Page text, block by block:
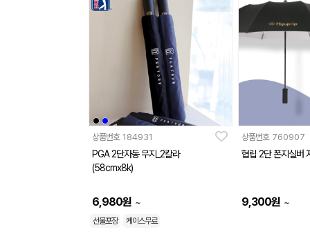
상품번호 184931
PGA 2단자동 무지_2칼라
(58cmx8k)
6,980원 ~
선물포장 케이스무료
상품번호 760907
협립 2단 폰지실버
9,300원 ~